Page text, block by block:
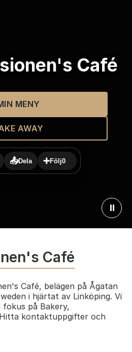
Café
MENY
AWAY
📤Dela ➕Följ0
⏸
Café
Café, belägen på Ågatan
i hjärtat av Linköping. Vi
fokus på Bakery,
kontaktuppgifter och